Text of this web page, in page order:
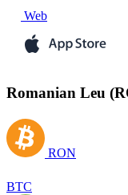
Web
Romanian Leu
RON
BTC